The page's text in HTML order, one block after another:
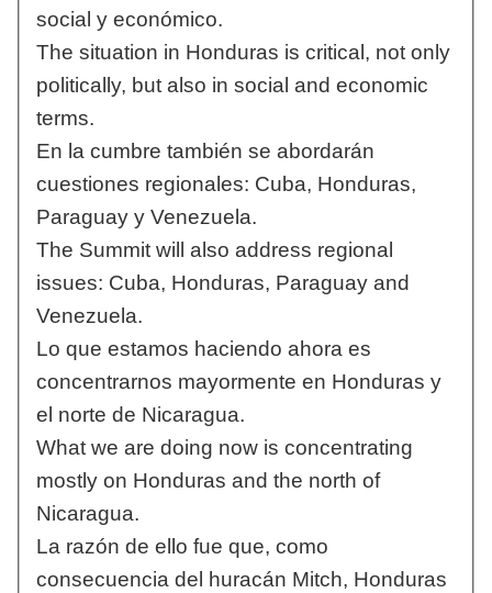
social y económico.
The situation in Honduras is critical, not only
politically, but also in social and economic
terms.
En la cumbre también se abordarán
cuestiones regionales: Cuba, Honduras,
Paraguay y Venezuela.
The Summit will also address regional
issues: Cuba, Honduras, Paraguay and
Venezuela.
Lo que estamos haciendo ahora es
concentrarnos mayormente en Honduras y
el norte de Nicaragua.
What we are doing now is concentrating
mostly on Honduras and the north of
Nicaragua.
La razón de ello fue que, como
consecuencia del huracán Mitch, Honduras